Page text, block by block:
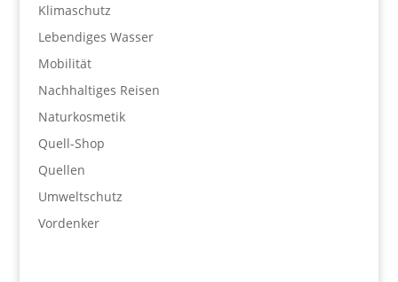
Klimaschutz
Lebendiges Wasser
Mobilität
Nachhaltiges Reisen
Naturkosmetik
Quell-Shop
Quellen
Umweltschutz
Vordenker